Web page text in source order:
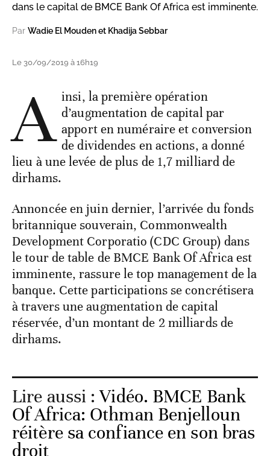
dans le capital de BMCE Bank Of Africa est imminente.
Par Wadie El Mouden et Khadija Sebbar
Le 30/09/2019 à 16h19
A insi, la première opération
d’augmentation de capital par
apport en numéraire et conversion
de dividendes en actions, a donné
lieu à une levée de plus de 1,7 milliard de
dirhams.
Annoncée en juin dernier, l’arrivée du fonds
britannique souverain, Commonwealth
Development Corporatio (CDC Group) dans
le tour de table de BMCE Bank Of Africa est
imminente, rassure le top management de la
banque. Cette participations se concrétisera
à travers une augmentation de capital
réservée, d’un montant de 2 milliards de
dirhams.
Lire aussi :Vidéo. BMCE Bank
Of Africa: Othman Benjelloun
réitère sa confiance en son bras
droit